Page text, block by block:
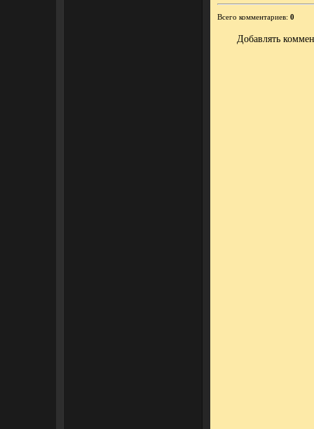
Всего комментариев: 0
Добавлять